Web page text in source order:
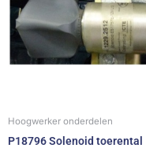
Hoogwerker onderdelen
P18796 Solenoid toerental